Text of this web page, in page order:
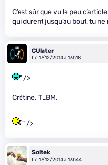
C’est sûr que vu le peu
qui durent jusqu’au bout, tu
CUlater
Le 17/12/2014 à 13h18
" />
Crétine. TLBM.
" />
Soltek
Le 17/12/2014 à 13h44